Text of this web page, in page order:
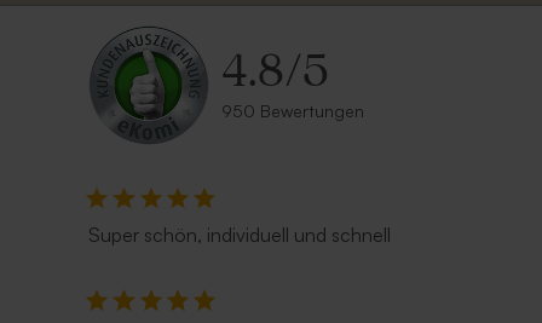
Bonbon-Wrap aus Tetra Baumwolle |
Creme
4.8/5
950 Bewertungen
Super schön, individuell und schnell